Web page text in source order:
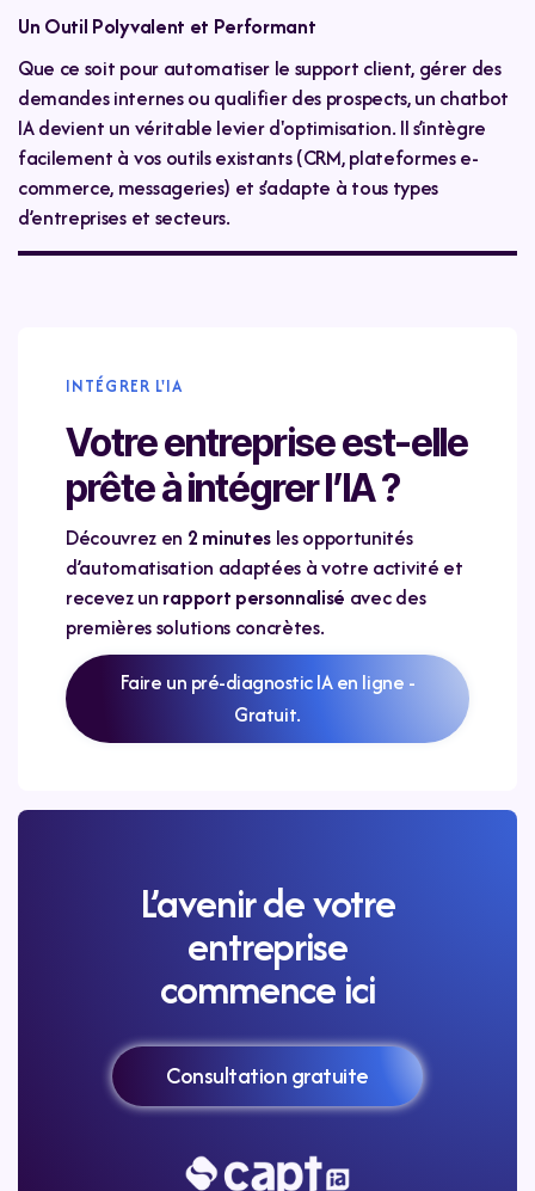
Un Outil Polyvalent et Performant
Que ce soit pour automatiser le support client, gérer des
demandes internes ou qualifier des prospects, un chatbot
IA devient un véritable levier d'optimisation. Il s’intègre
facilement à vos outils existants (CRM, plateformes e-
commerce, messageries) et s’adapte à tous types
d’entreprises et secteurs.
L’avenir de votre
entreprise
commence ici
Consultation gratuite
INTÉGRER L'IA
Votre entreprise est-elle
prête à intégrer l’IA ?
Découvrez en 2 minutesles opportunités
d’automatisation adaptées à votre activité et
recevez un rapport personnalisé avec des
premières solutions concrètes.
Faire un pré-diagnostic IA en ligne -
Gratuit.